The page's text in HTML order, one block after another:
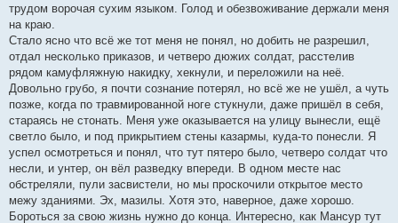
трудом ворочая сухим языком. Голод и обезвоживание держали меня
на краю.
Стало ясно что всё же тот меня не понял, но добить не разрешил,
отдал несколько приказов, и четверо дюжих солдат, расстелив
рядом камуфляжную накидку, хекнули, и переложили на неё.
Довольно грубо, я почти сознание потерял, но всё же не ушёл, а чуть
позже, когда по травмированной ноге стукнули, даже пришёл в себя,
стараясь не стонать. Меня уже оказывается на улицу вынесли, ещё
светло было, и под прикрытием стены казармы, куда-то понесли. Я
успел осмотреться и понял, что тут пятеро было, четверо солдат что
несли, и унтер, он вёл разведку впереди. В одном месте нас
обстреляли, пули засвистели, но мы проскочили открытое место
межу зданиями. Эх, мазилы. Хотя это, наверное, даже хорошо.
Бороться за свою жизнь нужно до конца. Интересно, как Мансур тут